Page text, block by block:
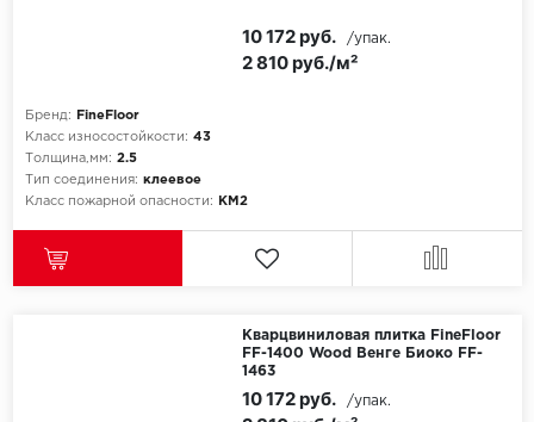
Бренд:
FineFloor
Класс износостойкости: 43
Толщина,мм: 2.5
Тип соединения: клеевое
Класс пожарной опасности:
КМ2
2 810 руб./м²
10 172 руб. /упак.
Кварцвиниловая плитка FineFloor
FF-1400 Wood Венге Биоко FF-
1463
10 172 руб. /упак.